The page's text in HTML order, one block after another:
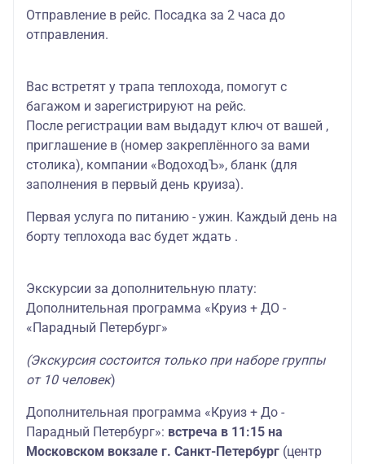
Отправление в рейс. Посадка за 2 часа до
отправления.
Вас встретят у трапа теплохода, помогут с
багажом и зарегистрируют на рейс.
После регистрации вам выдадут ключ от вашей ,
приглашение в (номер закреплённого за вами
столика), компании «ВодоходЪ», бланк (для
заполнения в первый день круиза).
Первая услуга по питанию - ужин. Каждый день на
борту теплохода вас будет ждать .
Экскурсии за дополнительную плату:
Дополнительная программа «Круиз + ДО -
«Парадный Петербург»
(Экскурсия состоится только при наборе группы
от 10 человек)
Дополнительная программа «Круиз + До -
Парадный Петербург»: встреча в 11:15 на
Московском вокзале г. Санкт-Петербург (центр